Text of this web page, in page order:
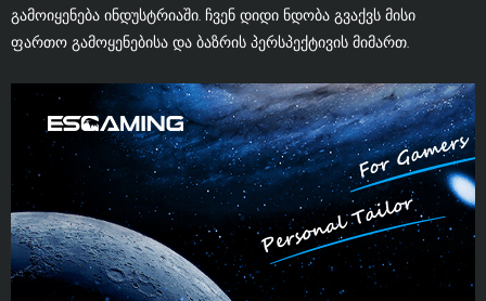
გამოიყენება ინდუსტრიაში. ჩვენ დიდი ნდობა გვაქვს მისი
ფართო გამოყენებისა და ბაზრის პერსპექტივის მიმართ.